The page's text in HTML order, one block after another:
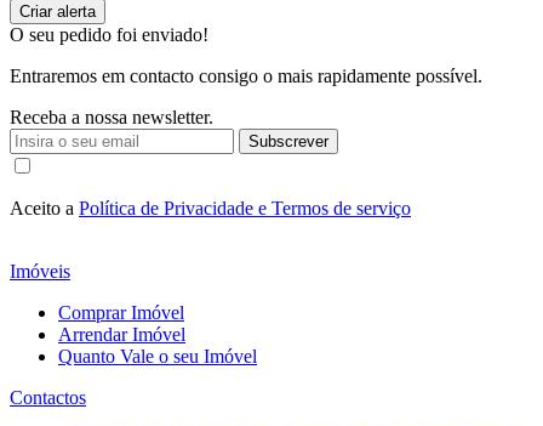
O seu pedido foi enviado!
Entraremos em contacto consigo o mais rapidamente possível.
Receba a nossa newsletter.
Subscrever
Aceito a Política de Privacidade e Termos de serviço
Imóveis
Comprar Imóvel
Arrendar Imóvel
Quanto Vale o seu Imóvel
Contactos